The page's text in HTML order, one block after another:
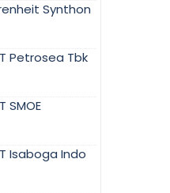
Synthon
Petrosea Tbk
SMOE
Isaboga Indo